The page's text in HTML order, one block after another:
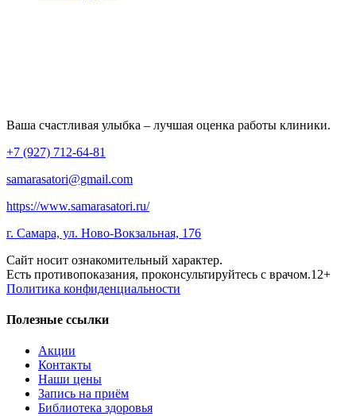
Ваша счастливая улыбка – лучшая оценка работы клиники.
+7 (927) 712-64-81
samarasatori@gmail.com
https://www.samarasatori.ru/
г. Самара, ул. Ново-Вокзальная, 176
Сайт носит ознакомительный характер.
Есть противопоказания, проконсультируйтесь с врачом.12+
Политика конфиденциальности
Полезные ссылки
Акции
Контакты
Наши цены
Запись на приём
Библиотека здоровья